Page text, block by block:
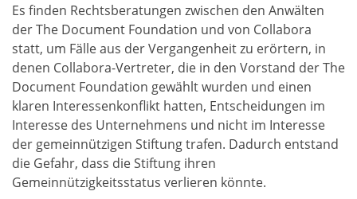
Es finden Rechtsberatungen zwischen den Anwälten
der The Document Foundation und von Collabora
statt, um Fälle aus der Vergangenheit zu erörtern, in
denen Collabora-Vertreter, die in den Vorstand der The
Document Foundation gewählt wurden und einen
klaren Interessenkonflikt hatten, Entscheidungen im
Interesse des Unternehmens und nicht im Interesse
der gemeinnützigen Stiftung trafen. Dadurch entstand
die Gefahr, dass die Stiftung ihren
Gemeinnützigkeitsstatus verlieren könnte.